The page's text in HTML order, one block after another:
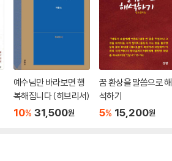
예수님만 바라보면 행
복해집니다 (히브리서)
10% 31,500원
꿈 환상을 말씀으로 해
석하기
5% 15,200원